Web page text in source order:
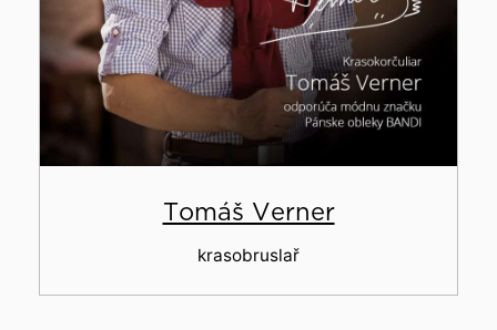
Tomáš Verner
krasobruslař